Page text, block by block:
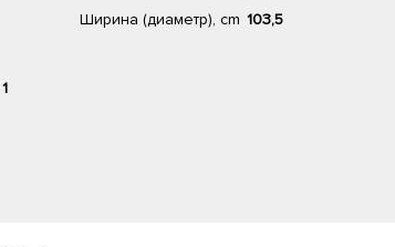
1
Ширина (диаметр), cm 103,5